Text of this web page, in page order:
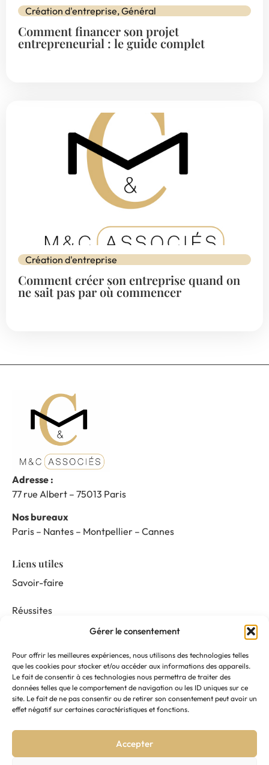
Gérer le consentement
Pour offrir les meilleures expériences, nous utilisons des technologies telles
que les cookies pour stocker et/ou accéder aux informations des appareils.
Le fait de consentir à ces technologies nous permettra de traiter des
données telles que le comportement de navigation ou les ID uniques sur ce
site. Le fait de ne pas consentir ou de retirer son consentement peut avoir un
effet négatif sur certaines caractéristiques et fonctions.
Accepter
Création d'entreprise,Général
Comment financer son projet
entrepreneurial : le guide complet
Création d'entreprise
Comment créer son entreprise quand on
ne sait pas par où commencer
Adresse :
77 rue Albert – 75013 Paris
Nos bureaux
Paris – Nantes – Montpellier – Cannes
Liens utiles
Savoir-faire
Réussites
Mentor & Connect
Actualités
Contactez-nous